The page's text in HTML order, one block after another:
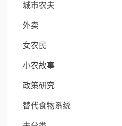
城市农夫
外卖
女农民
小农故事
政策研究
替代食物系统